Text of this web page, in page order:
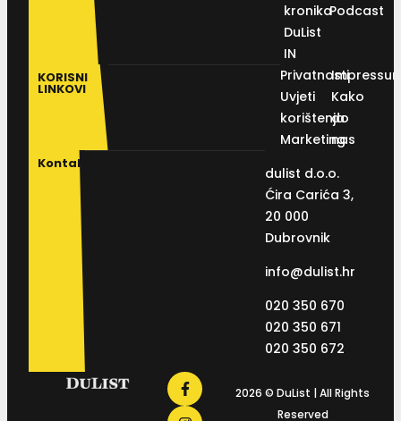
kronika
DuList
IN
Podcast
KORISNI
LINKOVI
Privatnosti
Uvjeti
korištenja
Marketing
Kako
do
nas
Kontakt
dulist d.o.o.
Ćira Carića 3,
20 000
Dubrovnik
info@dulist.hr
020 350 670
020 350 671
020 350 672
2026 © DuList | All Rights
Reserved